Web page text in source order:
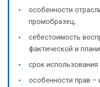
особенности
промобразец;
себестоимость
фактической и
срок использования
особенности прав –